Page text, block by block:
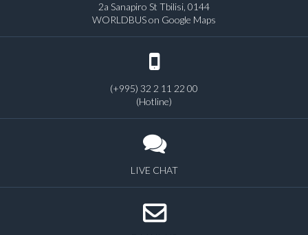
2a Sanapiro St Tbilisi, 0144
WORLDBUS on Google Maps
(+995) 32 2 11 22 00
(Hotline)
LIVE CHAT